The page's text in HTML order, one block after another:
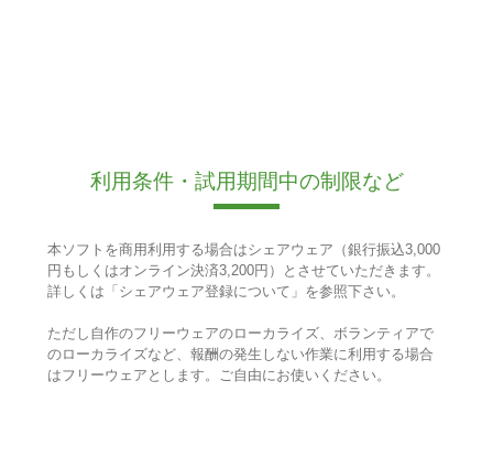
利用条件・試用期間中の制限など
本ソフトを商用利用する場合はシェアウェア（銀行振込3,000
円もしくはオンライン決済3,200円）とさせていただきます。
詳しくは「シェアウェア登録について」を参照下さい。
ただし自作のフリーウェアのローカライズ、ボランティアで
のローカライズなど、報酬の発生しない作業に利用する場合
はフリーウェアとします。ご自由にお使いください。